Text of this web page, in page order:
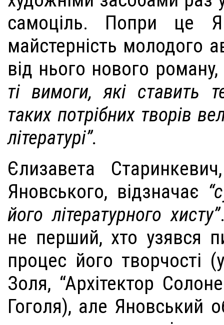
самоціль. Попри це
майстерність молодого
від нього нового
ті вимоги, які ставить
таких потрібних творів
літературі”.
Єлизавета
Яновського, відзначає
його літературного хисту”
не перший, хто узявся
процес його творчості
Золя, “Архітектор
Гоголя), але Яновський